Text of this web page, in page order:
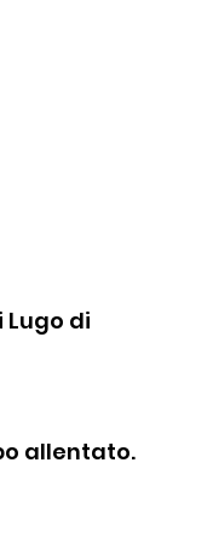
di
allentato.